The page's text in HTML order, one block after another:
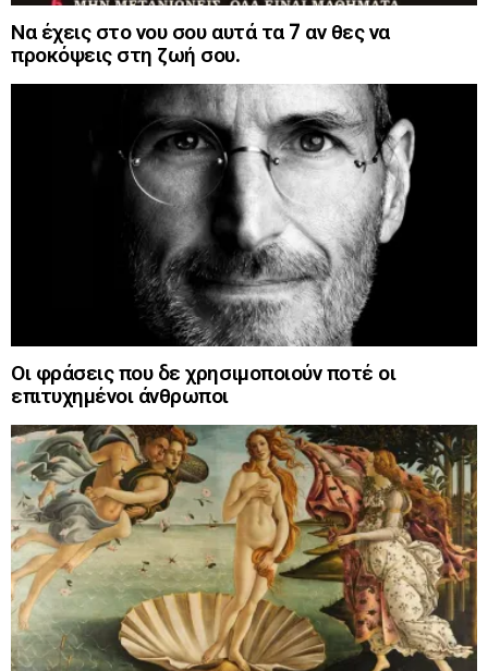
Να έχεις στο νου σου αυτά τα 7 αν θες να
προκόψεις στη ζωή σου.
Οι φράσεις που δε χρησιμοποιούν ποτέ οι
επιτυχημένοι άνθρωποι